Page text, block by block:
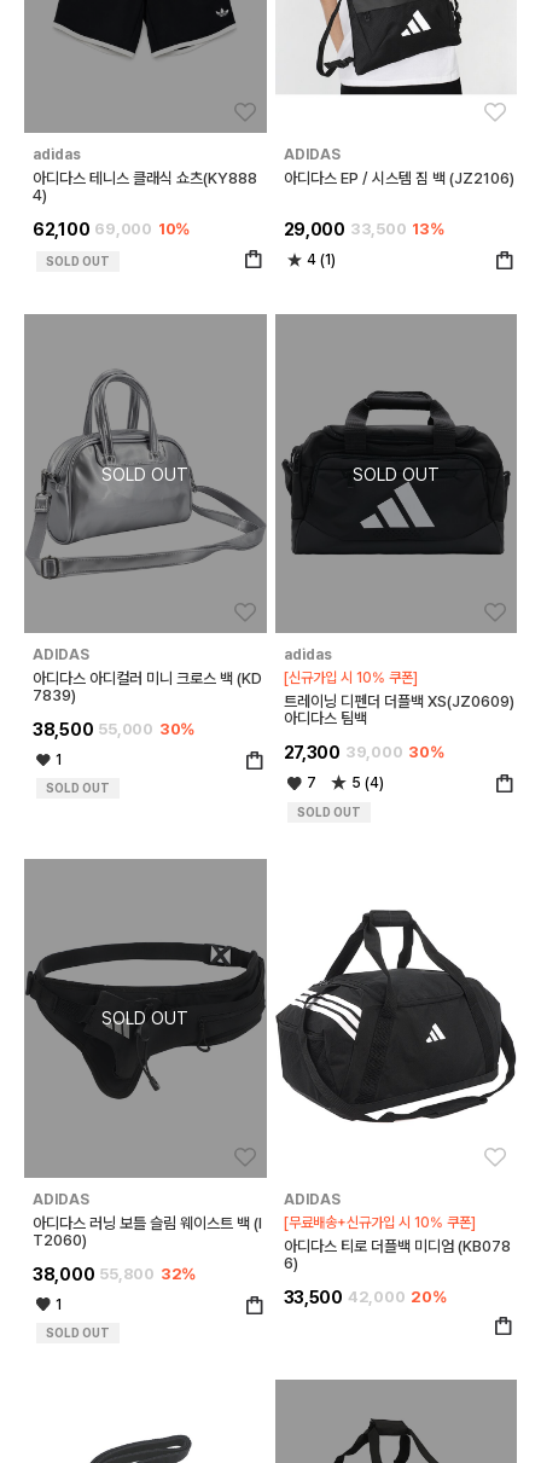
adidas
아디다스 테니스 클래식 쇼츠(KY888
4)
62,100 69,000 10%
SOLD OUT
ADIDAS
아디다스 EP / 시스템 짐 백 (JZ2106)
29,000 33,500 13%
4 (1)
ADIDAS
아디다스 아디컬러 미니 크로스 백 (KD
7839)
38,500 55,000 30%
1
SOLD OUT
adidas
[신규가입 시 10% 쿠폰]
트레이닝 디펜더 더플백 XS(JZ0609)
아디다스 팀백
27,300 39,000 30%
7 5 (4)
SOLD OUT
ADIDAS
아디다스 러닝 보틀 슬림 웨이스트 백 (I
T2060)
38,000 55,800 32%
1
SOLD OUT
ADIDAS
[무료배송+신규가입 시 10% 쿠폰]
아디다스 티로 더플백 미디엄 (KB078
6)
33,500 42,000 20%